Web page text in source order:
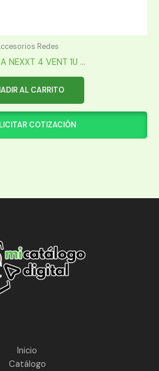
Redes
NEXXT 4 VENT 1U ...
AL CARRITO
COTIZACIÓN
Inicio
Catálogo